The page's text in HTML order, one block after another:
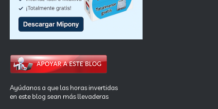
Ayúdanos a que las horas invertidas
en este blog sean más llevaderas